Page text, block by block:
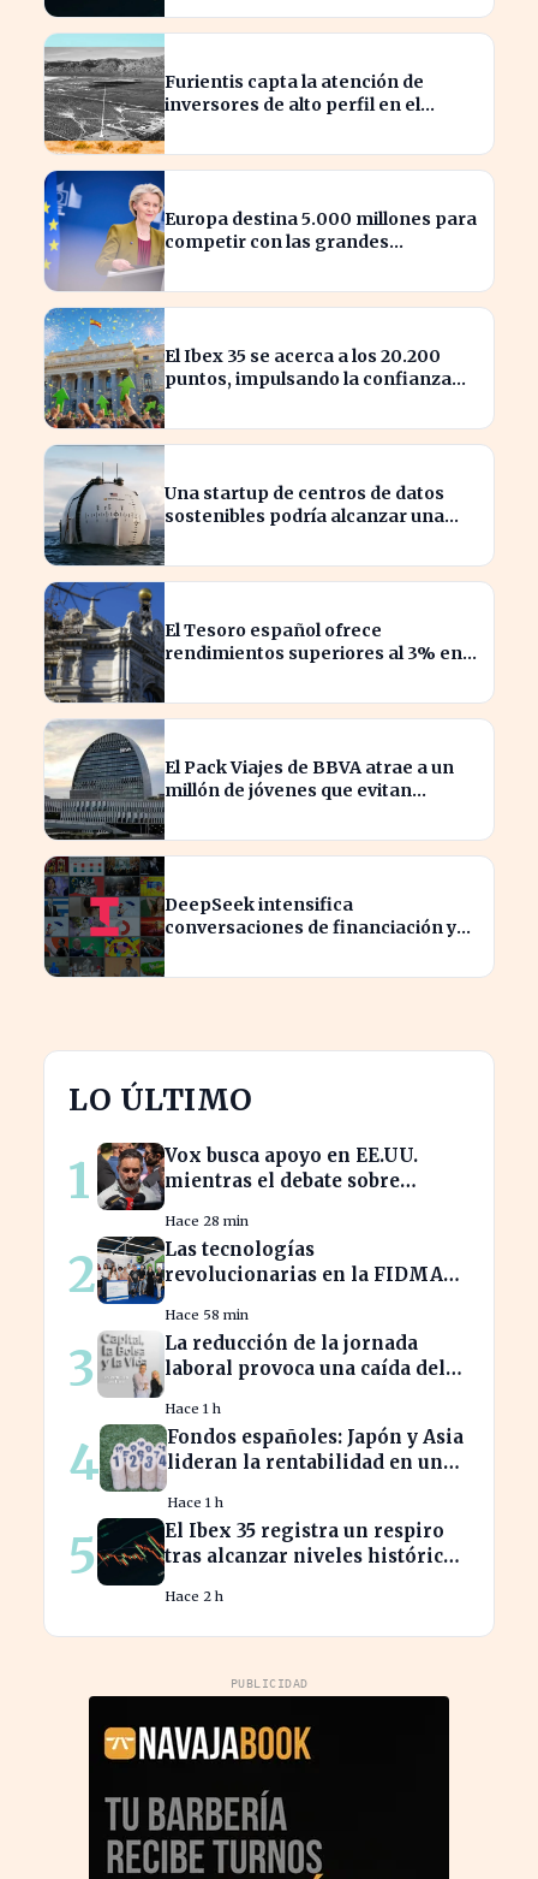
Furientis capta la atención de
inversores de alto perfil en el
Europa destina 5.000 millones para
competir con las grandes
El Ibex 35 se acerca a los 20.200
puntos, impulsando la confianza
Una startup de centros de datos
sostenibles podría alcanzar una
El Tesoro español ofrece
rendimientos superiores al 3% en
El Pack Viajes de BBVA atrae a un
millón de jóvenes que evitan
DeepSeek intensifica
conversaciones de financiación y
modelos
LO ÚLTIMO
1
Vox busca apoyo en EE.UU.
mientras el debate sobre
intensifica
Hace 28 min
2
Las tecnologías
revolucionarias en la FIDMA
empresarial en Asturias
Hace 58 min
3
La reducción de la jornada
laboral provoca una caída del
española
Hace 1 h
4
Fondos españoles: Japón y Asia
lideran la rentabilidad en un
Hace 1 h
5
El Ibex 35 registra un respiro
tras alcanzar niveles históricos
Hace 2 h
PUBLICIDAD